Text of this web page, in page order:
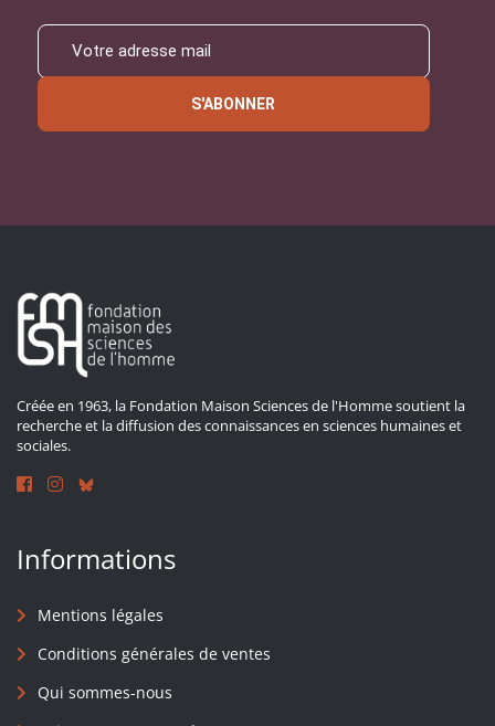
S'ABONNER
Créée en 1963, la Fondation Maison Sciences de l'Homme soutient la
recherche et la diffusion des connaissances en sciences humaines et
sociales.
Informations
Mentions légales
Conditions générales de ventes
Qui sommes-nous